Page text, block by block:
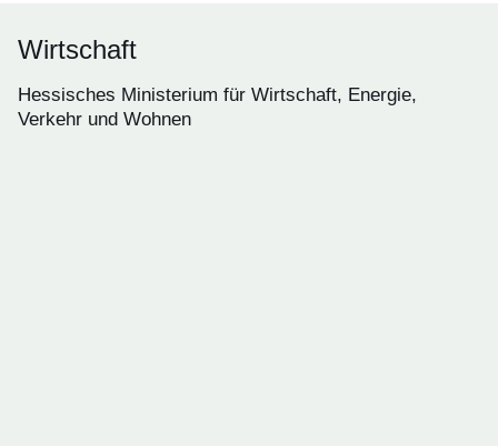
Wirtschaft
Hessisches Ministerium für Wirtschaft, Energie,
Verkehr und Wohnen